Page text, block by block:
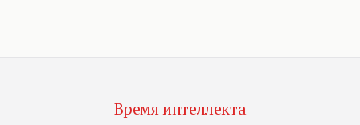
Время интеллекта